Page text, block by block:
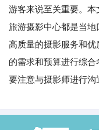
游客来说至关重要。
旅游摄影中心都是当
高质量的摄影服务和
的需求和预算进行综
要注意与摄影师进行沟